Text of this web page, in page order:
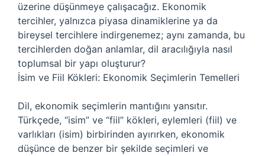
üzerine düşünmeye çalışacağız. Ekonomik
tercihler, yalnızca piyasa dinamiklerine ya da
bireysel tercihlere indirgenemez; aynı zamanda, bu
tercihlerden doğan anlamlar, dil aracılığıyla nasıl
toplumsal bir yapı oluşturur?
İsim ve Fiil Kökleri: Ekonomik Seçimlerin Temelleri
Dil, ekonomik seçimlerin mantığını yansıtır.
Türkçede, “isim” ve “fiil” kökleri, eylemleri (fiil) ve
varlıkları (isim) birbirinden ayırırken, ekonomik
düşünce de benzer bir şekilde seçimleri ve